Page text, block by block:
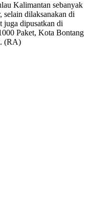
Kalimantan sebanyak
dilaksanakan di
juga dipusatkan di
Paket, Kota Bontang
(RA)